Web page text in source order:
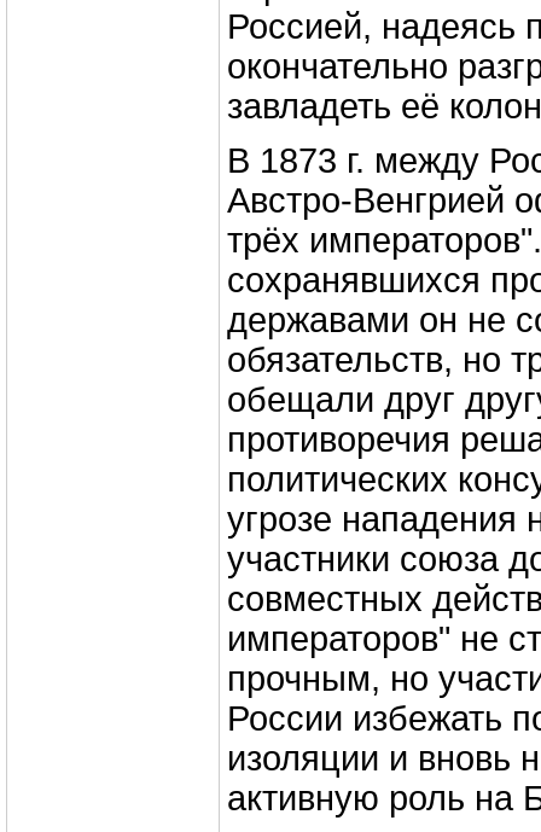
Россией, надеясь
окончательно
завладеть её
В 1873 г. между
Австро-Венгрией
трёх
сохранявшихся
державами он не
обязательств, но
обещали друг
противоречия
политических
угрозе нападения
участники союза
совместных
императоров" не
прочным, но
России избежать
изоляции и вновь
активную роль на